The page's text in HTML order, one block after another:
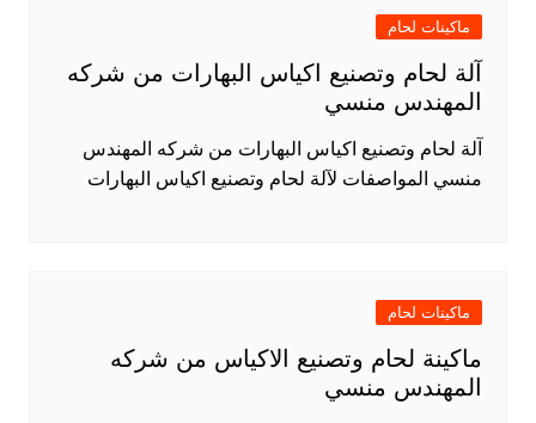
ماكينات لحام
آلة لحام وتصنيع اكياس البهارات من شركه
المهندس منسي
آلة لحام وتصنيع اكياس البهارات من شركه المهندس
منسي المواصفات لآلة لحام وتصنيع اكياس البهارات
ماكينات لحام
ماكينة لحام وتصنيع الاكياس من شركه
المهندس منسي